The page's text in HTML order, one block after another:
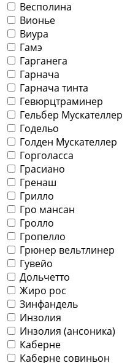
Весполина
Вионье
Виура
Гамэ
Гарганега
Гарнача
Гарнача тинта
Гевюрцтраминер
Гельбер Мускателлер
Годельо
Голден Мускателлер
Горголасса
Грасиано
Гренаш
Грилло
Гро мансан
Гролло
Гропелло
Грюнер вельтлинер
Гувейо
Дольчетто
Жиро рос
Зинфандель
Инзолия
Инзолия (ансоника)
Каберне
Каберне совиньон